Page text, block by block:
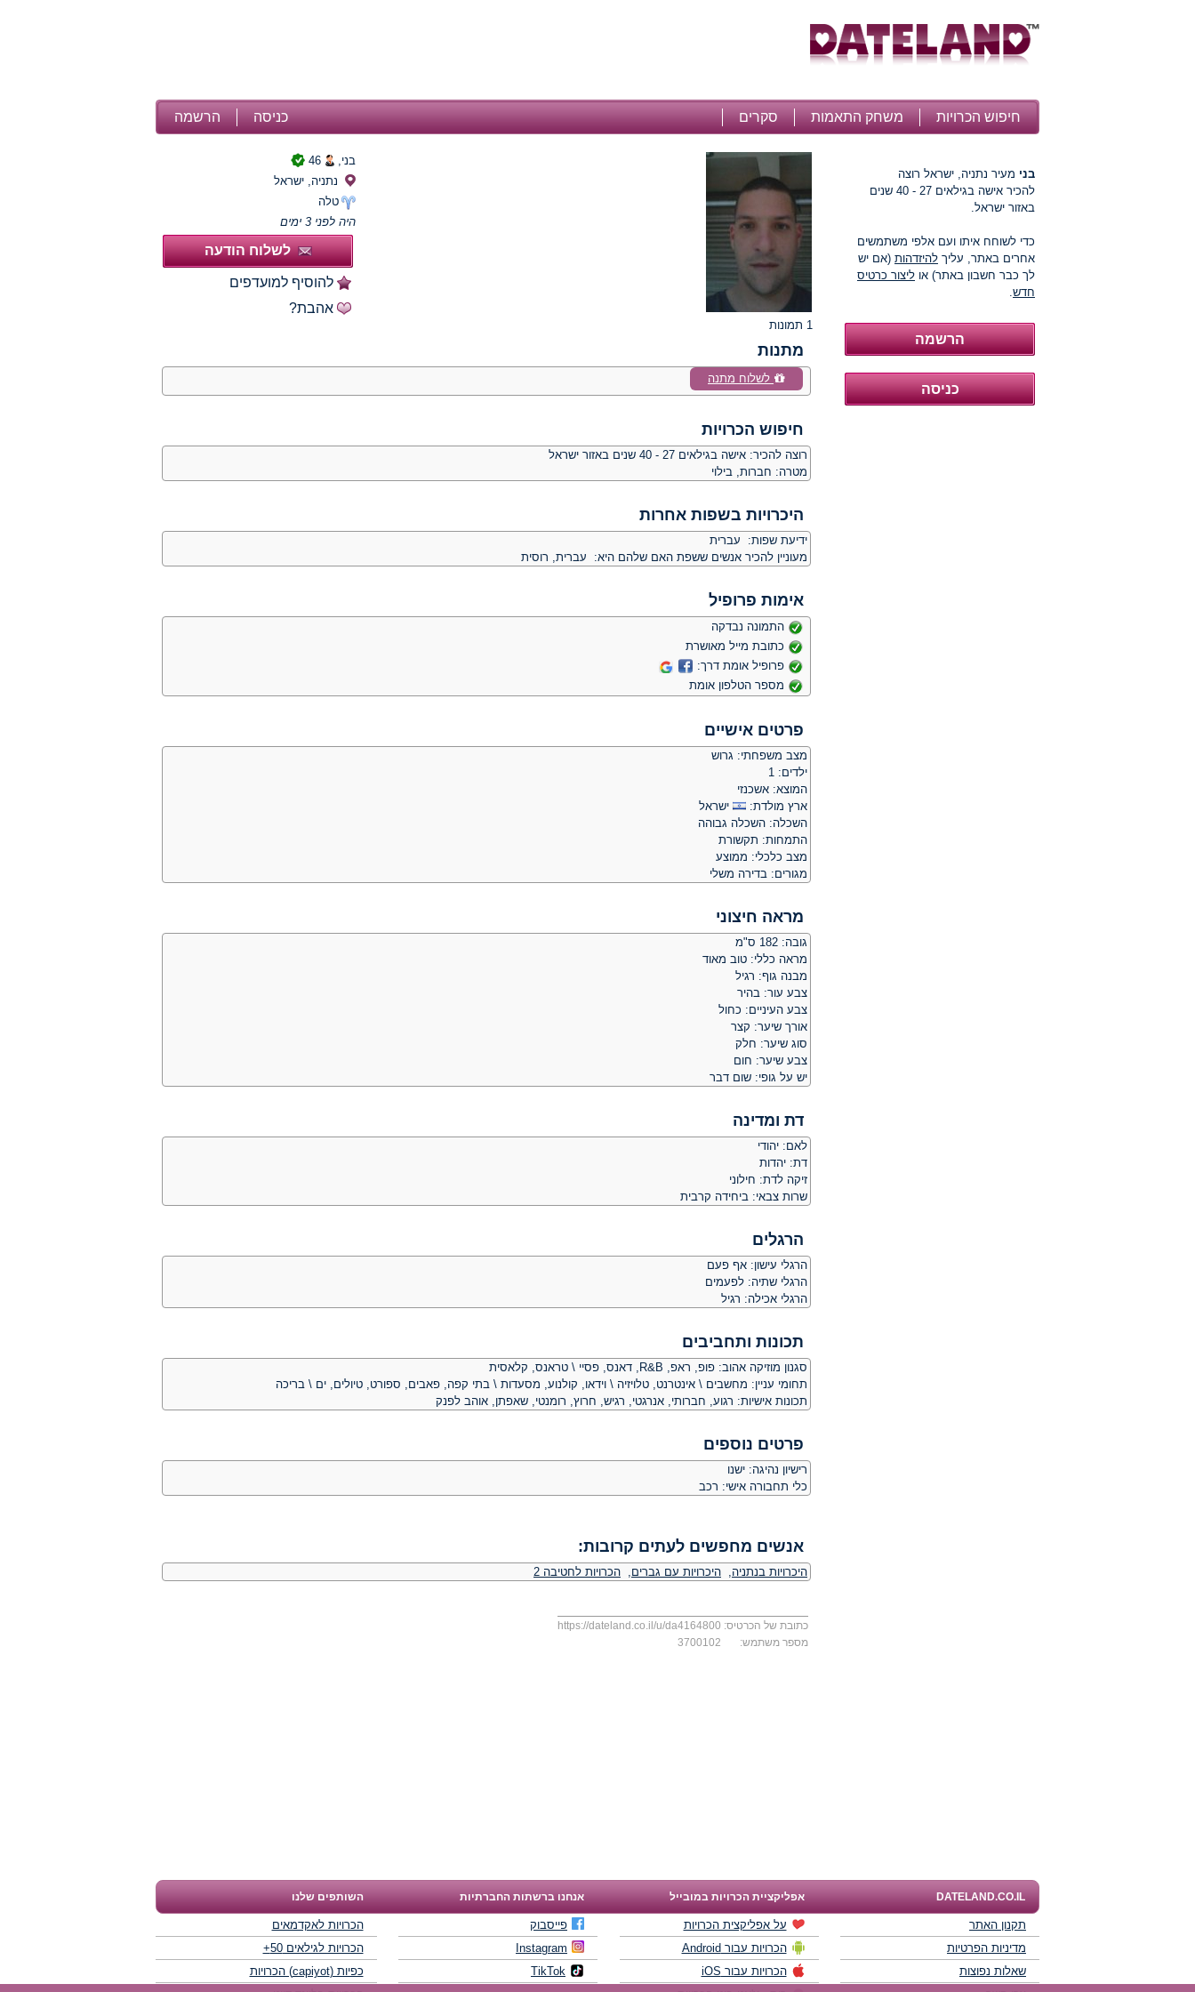
חיפוש הכרויות משחק התאמות סקרים הרשמה כניסה
בני מעיר נתניה, ישראל רוצה
להכיר אישה בגילאים 27 - 40 שנים
באזור ישראל.
כדי לשוחח איתו ועם אלפי משתמשים
אחרים באתר, עליך להיזדהות (אם יש
לך כבר חשבון באתר) או ליצור כרטיס
חדש.
1 תמונות
בני,
46
נתניה, ישראל
טלה
היה לפני 3 ימים
לשלוח הודעה
להוסיף למועדפים
אהבת?
מתנות
לשלוח מתנה
חיפוש הכרויות
רוצה להכיר: אישה בגילאים 27 - 40 שנים באזור ישראל
מטרה: חברות, בילוי
היכרויות בשפות אחרות
ידיעת שפות: עברית
מעוניין להכיר אנשים ששפת האם שלהם היא: עברית, רוסית
אימות פרופיל
התמונה נבדקה
כתובת מייל מאושרת
פרופיל אומת דרך:
מספר הטלפון אומת
פרטים אישיים
מצב משפחתי: גרוש
ילדים: 1
המוצא: אשכנזי
ארץ מולדת:
ישראל
השכלה: השכלה גבוהה
התמחות: תקשורת
מצב כלכלי: ממוצע
מגורים: בדירה משלי
מראה חיצוני
גובה: 182 ס"מ
מראה כללי: טוב מאוד
מבנה גוף: רגיל
צבע עור: בהיר
צבע העיניים: כחול
אורך שיער: קצר
סוג שיער: חלק
צבע שיער: חום
יש על גופי: שום דבר
דת ומדינה
לאם: יהודי
דת: יהדות
זיקה לדת: חילוני
שרות צבאי: ביחידה קרבית
הרגלים
הרגלי עישון: אף פעם
הרגלי שתיה: לפעמים
הרגלי אכילה: רגיל
תכונות ותחביבים
סגנון מוזיקה אהוב: פופ, ראפ, R&B, דאנס, פסיי \ טראנס, קלאסית
תחומי עניין: מחשבים \ אינטרנט, טלויזיה \ וידאו, קולנוע, מסעדות \ בתי קפה, פאבים, ספורט, טיולים, ים \ בריכה
תכונות אישיות: רגוע, חברותי, אנרגטי, רגיש, חרוץ, רומנטי, שאפתן, אוהב לפנק
פרטים נוספים
רישיון נהיגה: ישנו
כלי תחבורה אישי: רכב
אנשים מחפשים לעתים קרובות:
היכרויות בנתניה, היכרויות עם גברים, הכרויות לחטיבה 2
כתובת של הכרטיס: https://dateland.co.il/u/da4164800
מספר משתמש:
3700102
DATELAND.CO.IL אפליקציית הכרויות במובייל אנחנו ברשתות החברתיות השותפים שלנו
תקנון האתר
מדיניות הפרטיות
שאלות נפוצות
על אפליקצית הכרויות
הכרויות עבור Android
הכרויות עבור iOS
פייסבוק
Instagram
TikTok
הכרויות לאקדמאים
הכרויות לגילאים 50+
כפיות (capiyot) הכרויות